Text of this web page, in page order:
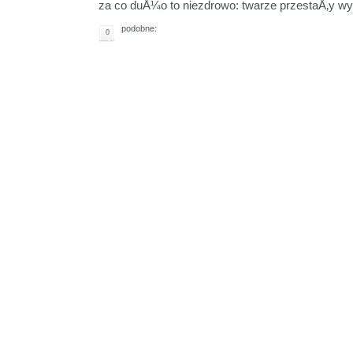
za co duÅ¼o to niezdrowo: twarze przestaÅ‚y
0 podobne: